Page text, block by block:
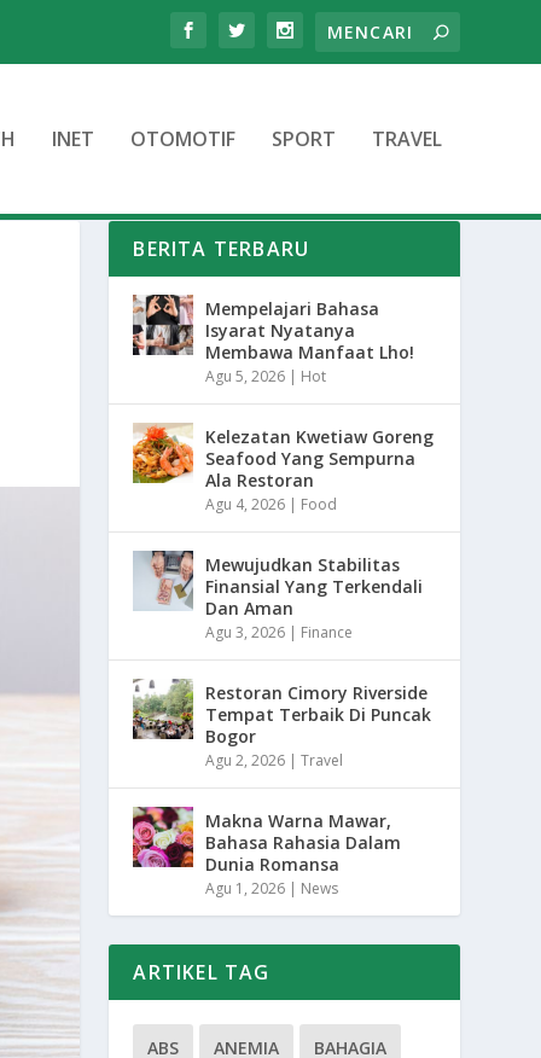
INET OTOMOTIF SPORT TRAVEL
BERITA TERBARU
Mempelajari Bahasa
Isyarat Nyatanya
Membawa Manfaat Lho!
Agu 5, 2026 | Hot
Kelezatan Kwetiaw Goreng
Seafood Yang Sempurna
Ala Restoran
Agu 4, 2026 | Food
Mewujudkan Stabilitas
Finansial Yang Terkendali
Dan Aman
Agu 3, 2026 | Finance
Restoran Cimory Riverside
Tempat Terbaik Di Puncak
Bogor
Agu 2, 2026 |Travel
Makna Warna Mawar,
Bahasa Rahasia Dalam
Dunia Romansa
Agu 1, 2026 | News
ARTIKEL TAG
ABS ANEMIA BAHAGIA